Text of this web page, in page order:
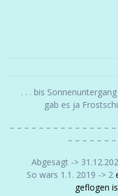
. . . bis
gab es ja
– – – – – – – – – – – – – –
– – – – – –
Abgesagt ->
So wars 1.1. 2019 -> 2
geflogen